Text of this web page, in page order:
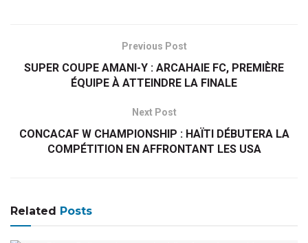
Previous Post
SUPER COUPE AMANI-Y : ARCAHAIE FC, PREMIÈRE
ÉQUIPE À ATTEINDRE LA FINALE
Next Post
CONCACAF W CHAMPIONSHIP : HAÏTI DÉBUTERA LA
COMPÉTITION EN AFFRONTANT LES USA
Related Posts